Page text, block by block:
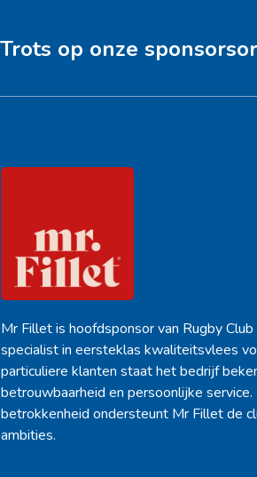
Trots op onze
Mr Fillet is hoofdsponsor van Rugby
specialist in eersteklas kwaliteitsvlees
particuliere klanten staat het bedrijf
betrouwbaarheid en persoonlijke
betrokkenheid ondersteunt Mr Fillet de
ambities.